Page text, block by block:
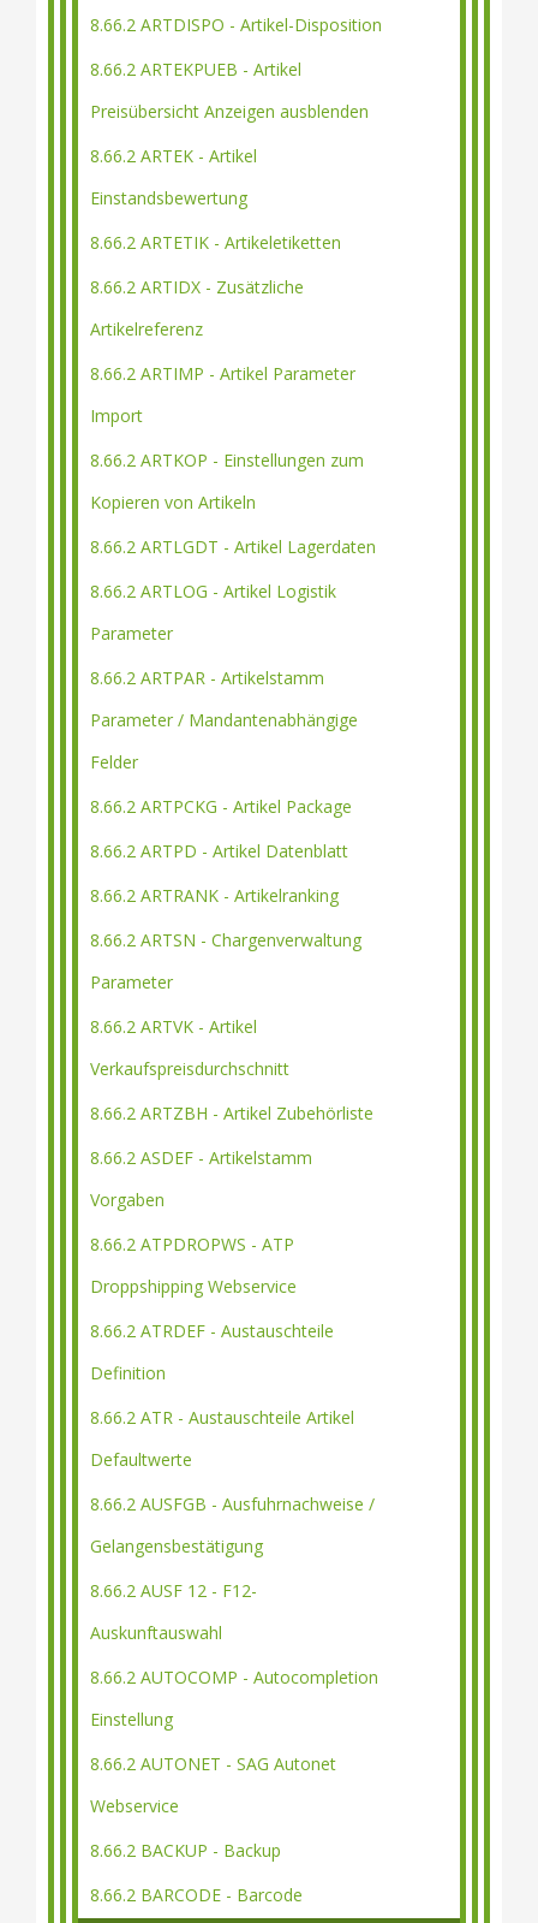
8.66.2 ARTDISPO - Artikel-Disposition
8.66.2 ARTEKPUEB - Artikel
Preisübersicht Anzeigen ausblenden
8.66.2 ARTEK - Artikel
Einstandsbewertung
8.66.2 ARTETIK - Artikeletiketten
8.66.2 ARTIDX - Zusätzliche
Artikelreferenz
8.66.2 ARTIMP - Artikel Parameter
Import
8.66.2 ARTKOP - Einstellungen zum
Kopieren von Artikeln
8.66.2 ARTLGDT - Artikel Lagerdaten
8.66.2 ARTLOG - Artikel Logistik
Parameter
8.66.2 ARTPAR - Artikelstamm
Parameter / Mandantenabhängige
Felder
8.66.2 ARTPCKG - Artikel Package
8.66.2 ARTPD - Artikel Datenblatt
8.66.2 ARTRANK - Artikelranking
8.66.2 ARTSN - Chargenverwaltung
Parameter
8.66.2 ARTVK - Artikel
Verkaufspreisdurchschnitt
8.66.2 ARTZBH - Artikel Zubehörliste
8.66.2 ASDEF - Artikelstamm
Vorgaben
8.66.2 ATPDROPWS - ATP
Droppshipping Webservice
8.66.2 ATRDEF - Austauschteile
Definition
8.66.2 ATR - Austauschteile Artikel
Defaultwerte
8.66.2 AUSFGB - Ausfuhrnachweise /
Gelangensbestätigung
8.66.2 AUSF 12 - F12-
Auskunftauswahl
8.66.2 AUTOCOMP - Autocompletion
Einstellung
8.66.2 AUTONET - SAG Autonet
Webservice
8.66.2 BACKUP - Backup
8.66.2 BARCODE - Barcode